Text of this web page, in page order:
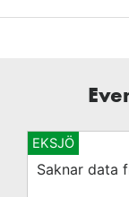
EKSJÖ
Saknar data